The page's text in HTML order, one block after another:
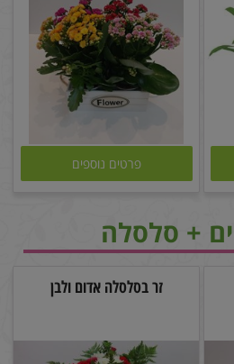
פרטים נוספים
+ סלסלה
זר בסלסלה אדום ולבן